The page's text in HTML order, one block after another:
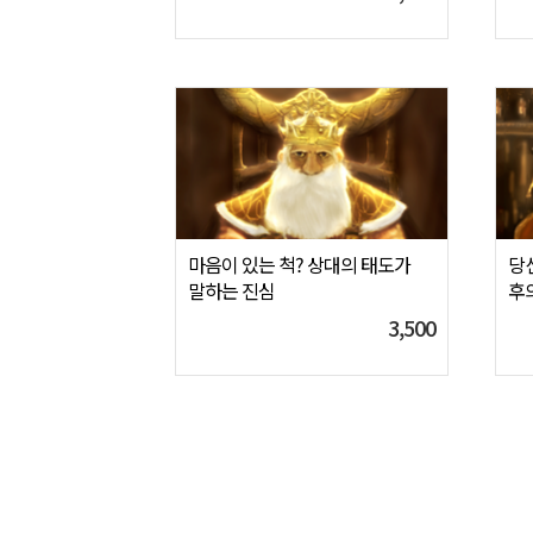
마음이 있는 척? 상대의 태도가
말하는 진심
3,500
당
후